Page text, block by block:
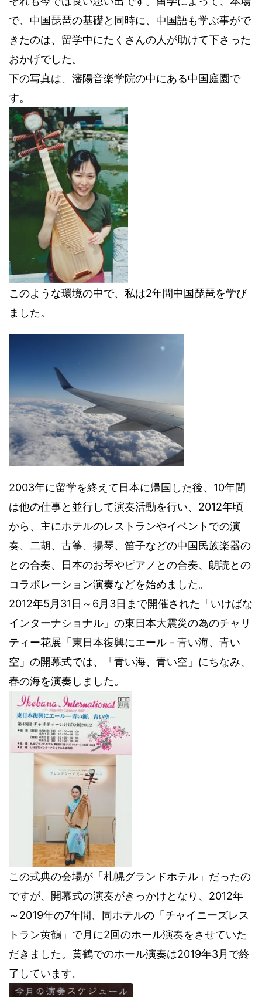
で、中国琵琶の基礎と同時に、中国語も学ぶ事がで
きたのは、留学中にたくさんの人が助けて下さった
おかげでした。
下の写真は、瀋陽音楽学院の中にある中国庭園で
す。
このような環境の中で、私は2年間中国琵琶を学び
ました。
2003年に留学を終えて日本に帰国した後、10年間
は他の仕事と並行して演奏活動を行い、2012年頃
から、主にホテルのレストランやイベントでの演
奏、二胡、古筝、揚琴、笛子などの中国民族楽器の
との合奏、日本のお琴やピアノとの合奏、朗読との
コラボレーション演奏などを始めました。
2012年5月31日～6月3日まで開催された「いけばな
インターナショナル」の東日本大震災の為のチャリ
ティー花展「東日本復興にエール - 青い海、青い
空」の開幕式では、「青い海、青い空」にちなみ、
春の海を演奏しました。
この式典の会場が「札幌グランドホテル」だったの
ですが、開幕式の演奏がきっかけとなり、2012年
～2019年の7年間、同ホテルの「チャイニーズレス
トラン黄鶴」で月に2回のホール演奏をさせていた
だきました。黄鶴でのホール演奏は2019年3月で終
了しています。